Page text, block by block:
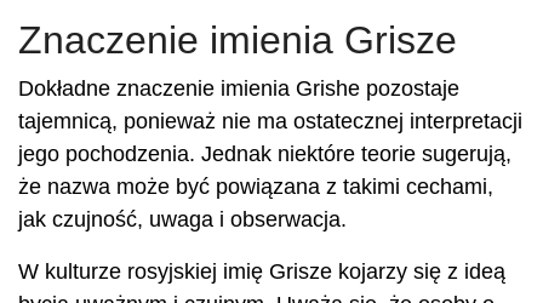
Znaczenie imienia Grisze
Dokładne znaczenie imienia Grishe pozostaje
tajemnicą, ponieważ nie ma ostatecznej interpretacji
jego pochodzenia. Jednak niektóre teorie sugerują,
że nazwa może być powiązana z takimi cechami,
jak czujność, uwaga i obserwacja.
W kulturze rosyjskiej imię Grisze kojarzy się z ideą